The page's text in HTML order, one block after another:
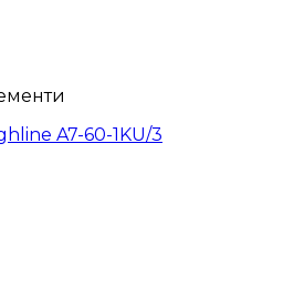
A7-60-1KU/3